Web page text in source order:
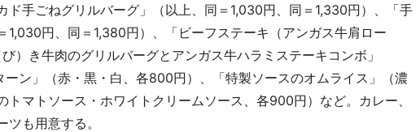
ド手ごねグリルバーグ」（以上、同＝1,030円、同＝1,330円）、「手
1,030円、同＝1,380円）、「ビーフステーキ（アンガス牛肩ロー
）き牛肉のグリルバーグとアンガス牛ハラミステーキコンボ」
ーン」（赤・黒・白、各800円）、「特製ソースのオムライス」（濃
トマトソース・ホワイトクリームソース、各900円）など。カレー、
も用意する。